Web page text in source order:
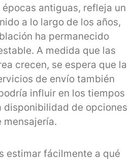
antiguas, refleja un
a lo largo de los años,
ha permanecido
A medida que las
crecen, se espera que la
de envío también
influir en los tiempos
disponibilidad de opciones
mensajería.
estimar fácilmente a qué